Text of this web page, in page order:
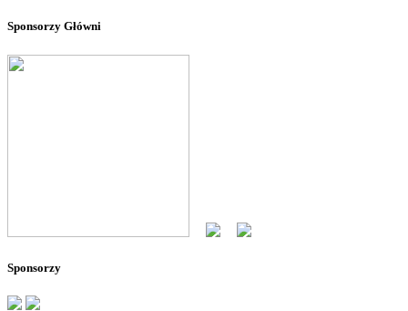
Sponsorzy Główni
Sponsorzy